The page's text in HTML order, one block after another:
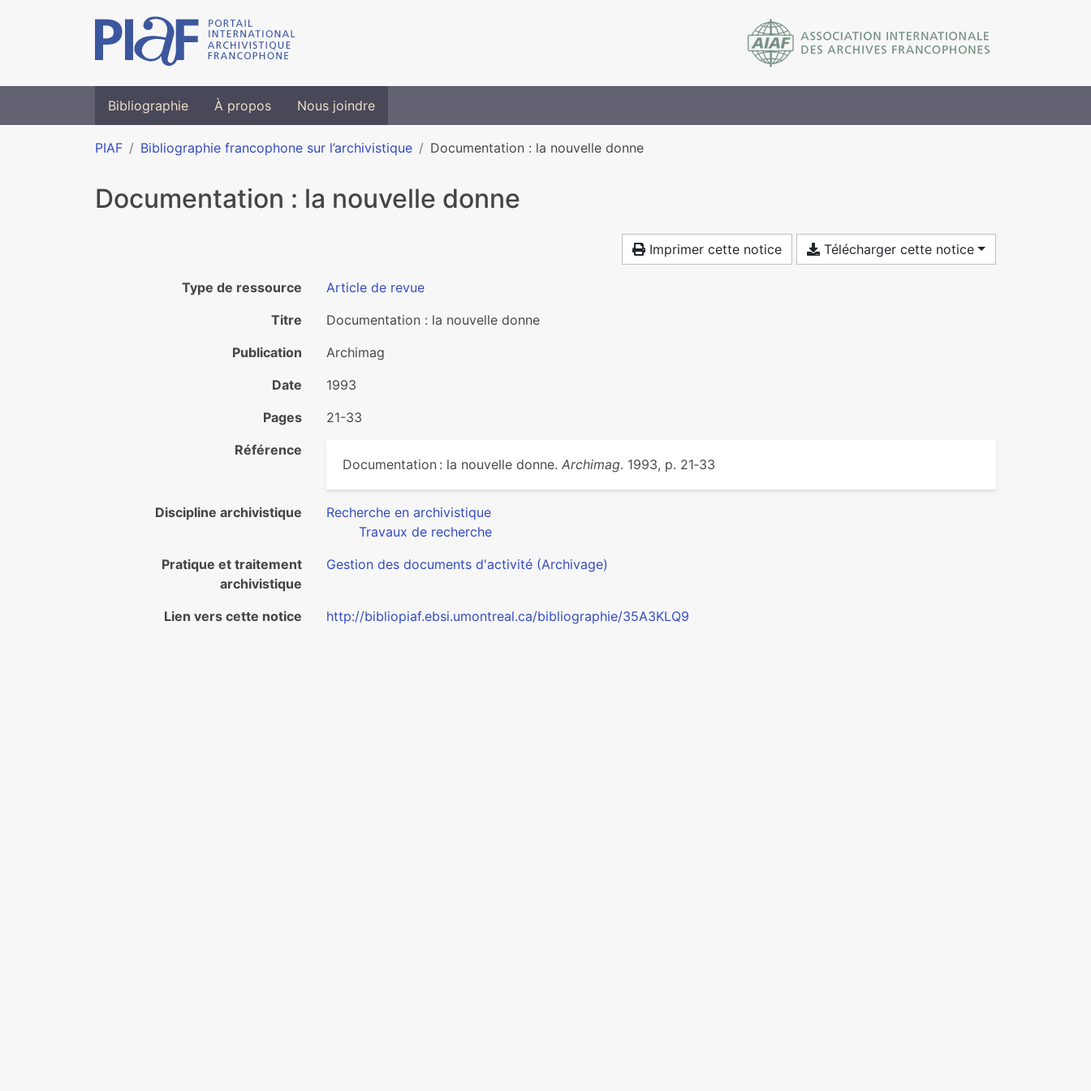
Bibliographie À propos Nous joindre
PIAF Bibliographie francophone sur l’archivistique Documentation : la nouvelle donne
Documentation : la nouvelle donne
Imprimer cette notice Télécharger cette notice
Type de ressource
Article de revue
Titre
Documentation : la nouvelle donne
Publication
Archimag
Date
1993
Pages
21-33
Référence
Documentation : la nouvelle donne. Archimag. 1993, p. 21‑33
Discipline archivistique
Recherche en archivistique
Travaux de recherche
Pratique et traitement
archivistique
Gestion des documents d'activité (Archivage)
Lien vers cette notice http://bibliopiaf.ebsi.umontreal.ca/bibliographie/35A3KLQ9